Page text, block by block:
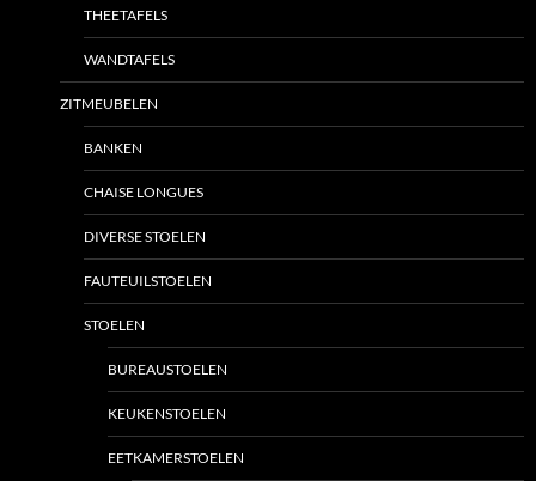
THEETAFELS
WANDTAFELS
ZITMEUBELEN
BANKEN
CHAISE LONGUES
DIVERSE STOELEN
FAUTEUILSTOELEN
STOELEN
BUREAUSTOELEN
KEUKENSTOELEN
EETKAMERSTOELEN